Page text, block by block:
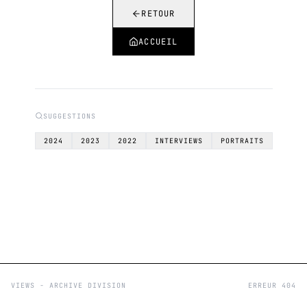
RETOUR
ACCUEIL
SUGGESTIONS
2024 2023 2022 INTERVIEWS PORTRAITS
VIEWS - ARCHIVE DIVISION ERREUR 404